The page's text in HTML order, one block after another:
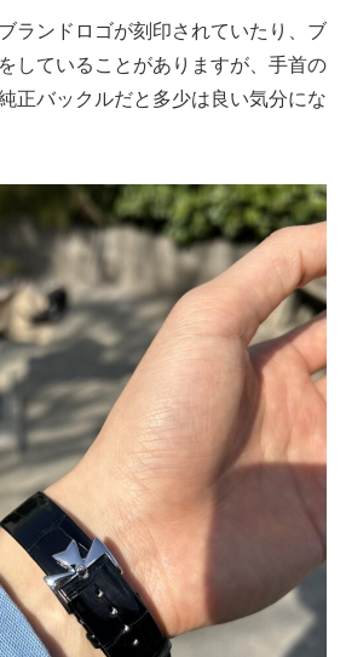
ランドロゴが刻印されていたり、ブ
していることがありますが、手首の
正バックルだと多少は良い気分にな